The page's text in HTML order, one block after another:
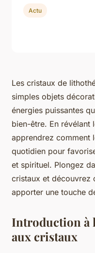
Les cristaux de
simples objets
énergies puissantes
bien-être. En révélant
apprendrez comment
quotidien pour
et spirituel. Plongez
cristaux et découvrez
apporter une touche
Introduction à
aux cristaux
Actu